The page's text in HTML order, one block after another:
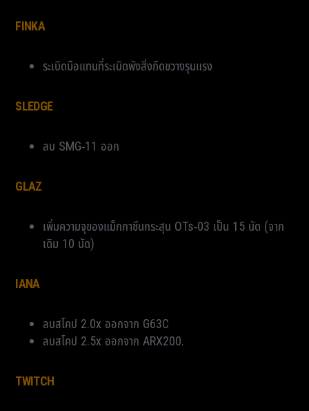
FINKA
ระเบิดมือแทนที่ระเบิดพังสิ่งกีดขวางรุนแรง
SLEDGE
ลบ SMG-11 ออก
GLAZ
เพิ่มความจุของแม็กกาซีนกระสุน OTs-03 เป็น 15 นัด (จาก
เดิม 10 นัด)
IANA
ลบสโคป 2.0x ออกจาก G63C
ลบสโคป 2.5x ออกจาก ARX200.
TWITCH